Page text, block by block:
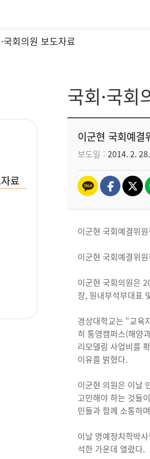
국회의원 보도자료
료
국회·국회
이군현 국회예결
보도일 2014. 2. 28.
이군현 국회예결위
이군현 국회예결위
이군현 국회의원은
장, 원내부석부대표
경상대학교는 “교육
히 통영캠퍼스(해양
리모델링 사업비를
이유를 밝혔다.
이군현 의원은 이날
고민해야 하는 것들
민들과 함께 소통하
이날 명예정치학박
석한 가운데 열렸다.